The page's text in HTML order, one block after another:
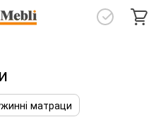
матраци